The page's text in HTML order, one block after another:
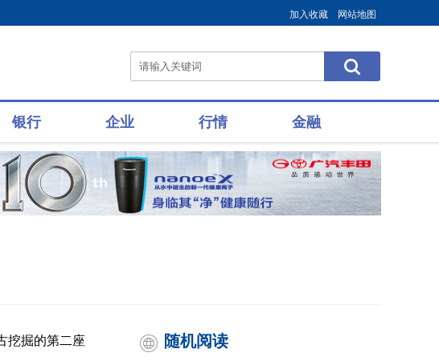
加入收藏 网站地图
银行 企业 行情 金融
挖掘的第二座
随机阅读